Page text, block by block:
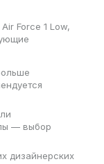
Force 1 Low,
— выбор
дизайнерских